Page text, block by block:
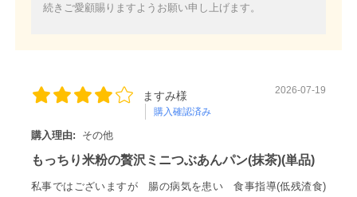
続きご愛顧賜りますようお願い申し上げます。
ますみ様
購入確認済み
2026-07-19
購入理由: その他
もっちり米粉の贅沢ミニつぶあんパン(抹茶)(単品)
私事ではございますが 腸の病気を患い 食事指導(低残渣食)